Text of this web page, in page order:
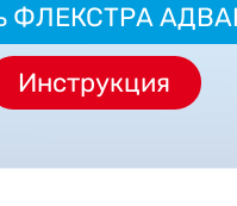
ФЛЕКСТРА
Инструкция